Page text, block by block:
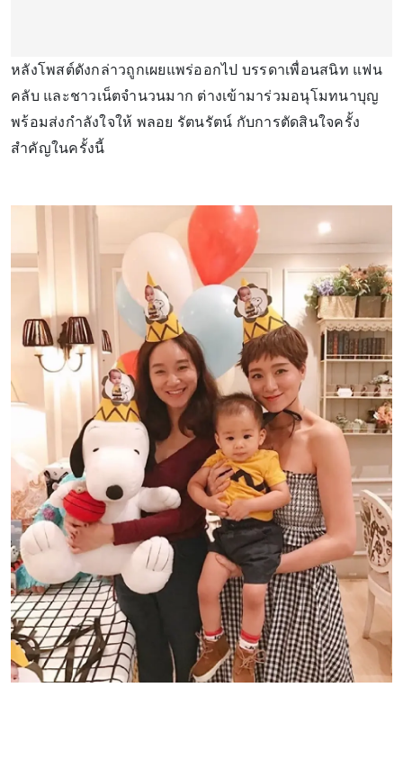
หลังโพสต์ดังกล่าวถูกเผยแพร่ออกไป บรรดาเพื่อนสนิท แฟน
คลับ และชาวเน็ตจำนวนมาก ต่างเข้ามาร่วมอนุโมทนาบุญ
พร้อมส่งกำลังใจให้ พลอย รัตนรัตน์ กับการตัดสินใจครั้ง
สำคัญในครั้งนี้